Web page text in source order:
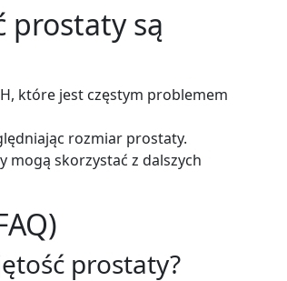
prostaty są
które jest częstym problemem
rozmiar prostaty.
mogą skorzystać z dalszych
prostaty?